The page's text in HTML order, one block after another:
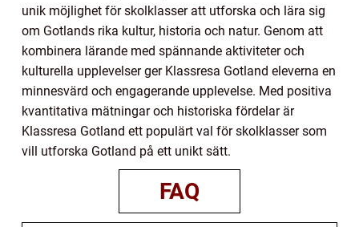
unik möjlighet för skolklasser att utforska och lära sig
om Gotlands rika kultur, historia och natur. Genom att
kombinera lärande med spännande aktiviteter och
kulturella upplevelser ger Klassresa Gotland eleverna en
minnesvärd och engagerande upplevelse. Med positiva
kvantitativa mätningar och historiska fördelar är
Klassresa Gotland ett populärt val för skolklasser som
vill utforska Gotland på ett unikt sätt.
FAQ